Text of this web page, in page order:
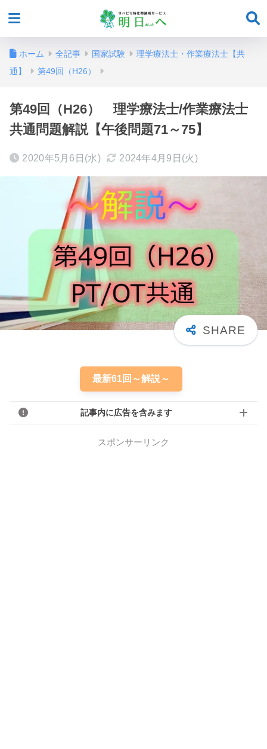
ホーム 全記事 国家試験
理学療法士・作業療法士【共
通】
第49回（H26）
第49回（H26） 理学療法士/作業療法士
共通問題解説【午後問題71～75】
2020年5月6日(水) 2024年4月9日(火)
最新61回～解説～
記事内に広告を含みます
スポンサーリンク